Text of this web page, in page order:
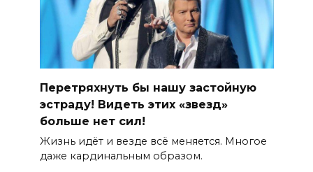
Перетряхнуть бы нашу застойную
эстраду! Видеть этих «звезд»
больше нет сил!
Жизнь идёт и везде всё меняется. Многое
даже кардинальным образом.